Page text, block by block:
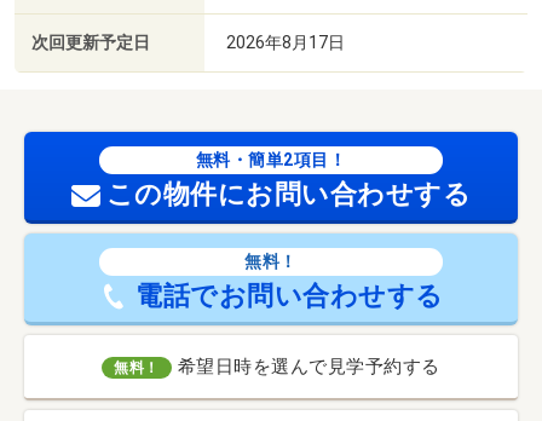
次回更新予定日 2026年8月17日
無料・簡単2項目！
この物件にお問い合わせする
無料！
電話でお問い合わせする
無料！ 希望日時を選んで見学予約する